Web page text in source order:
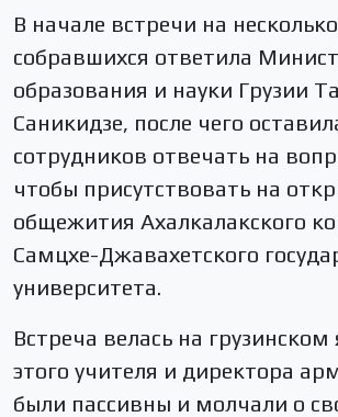
В начале встречи на
собравшихся ответила
образования и науки Грузии
Саникидзе, после чего
сотрудников отвечать на
чтобы присутствовать на
общежития Ахалкалакского
Самцхе-Джавахетского
университета.
Встреча велась на грузинском
этого учителя и директора
были пассивны и молчали о